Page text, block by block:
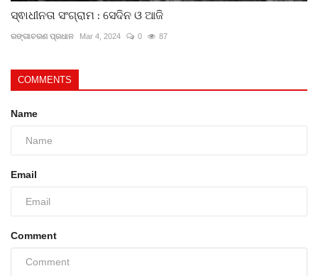
ସ୍ଵାଧୀନତା ସଂଗ୍ରାମ : ସେଦିନ ଓ ଆଜି
ରଙ୍ଗାଚରଣ ପ୍ରଧାନ Mar 4, 2024 0 87
COMMENTS
Name
Email
Comment